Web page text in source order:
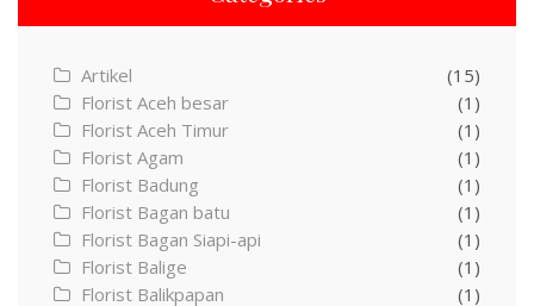
Artikel
(15)
Florist Aceh besar
(1)
Florist Aceh Timur
(1)
Florist Agam
(1)
Florist Badung
(1)
Florist Bagan batu
(1)
Florist Bagan Siapi-api
(1)
Florist Balige
(1)
Florist Balikpapan
(1)